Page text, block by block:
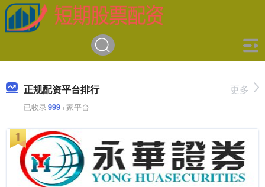
正规配资平台排行
已收录999+家平台
更多